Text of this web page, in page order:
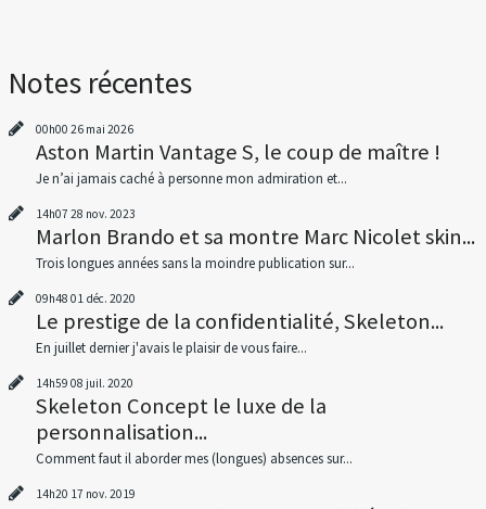
Notes récentes
00h00 26 mai 2026
Aston Martin Vantage S, le coup de maître !
Je n’ai jamais caché à personne mon admiration et...
14h07 28 nov. 2023
Marlon Brando et sa montre Marc Nicolet skin...
Trois longues années sans la moindre publication sur...
09h48 01 déc. 2020
Le prestige de la confidentialité, Skeleton...
En juillet dernier j'avais le plaisir de vous faire...
14h59 08 juil. 2020
Skeleton Concept le luxe de la
personnalisation...
Comment faut il aborder mes (longues) absences sur...
14h20 17 nov. 2019